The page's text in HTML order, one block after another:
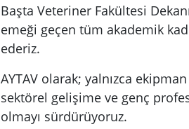
Başta Veteriner Fakültesi
emeği geçen tüm akademik
ederiz.
AYTAV olarak; yalnızca
sektörel gelişime ve genç
olmayı sürdürüyoruz.